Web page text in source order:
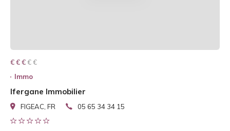
€ € € € €
€ € €
Immo
Ifergane Immobilier
FIGEAC, FR 05 65 34 34 15